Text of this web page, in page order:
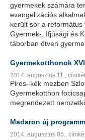
gyermekek számára
evangelizációs
került sor a
Gyermek-, Ifjúsági és
táborban ötven
Gyermekotthonok
2014. augusztus 11.,
Piros–kék mezben
Gyermekotthon
megrendezett
Madaron új
2014. augusztus 05.,